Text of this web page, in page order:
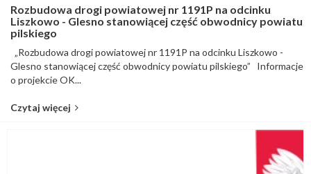
Rozbudowa drogi powiatowej nr 1191P na odcinku
Liszkowo - Glesno stanowiącej część obwodnicy powiatu
pilskiego
„Rozbudowa drogi powiatowej nr 1191P na odcinku Liszkowo -
Glesno stanowiącej część obwodnicy powiatu pilskiego” Informacje
o projekcie OK...
Czytaj więcej